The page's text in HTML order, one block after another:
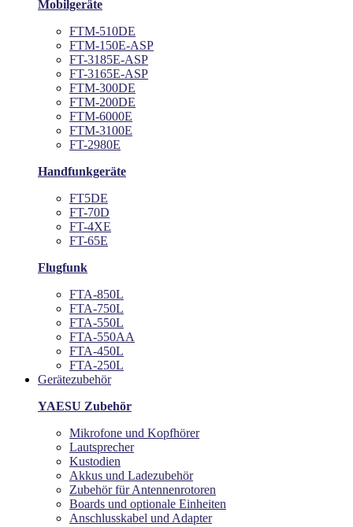
Mobilgeräte
FTM-510DE
FTM-150E-ASP
FT-3185E-ASP
FT-3165E-ASP
FTM-300DE
FTM-200DE
FTM-6000E
FTM-3100E
FT-2980E
Handfunkgeräte
FT5DE
FT-70D
FT-4XE
FT-65E
Flugfunk
FTA-850L
FTA-750L
FTA-550L
FTA-550AA
FTA-450L
FTA-250L
Gerätezubehör
YAESU Zubehör
Mikrofone und Kopfhörer
Lautsprecher
Kustodien
Akkus und Ladezubehör
Zubehör für Antennenrotoren
Boards und optionale Einheiten
Anschlusskabel und Adapter